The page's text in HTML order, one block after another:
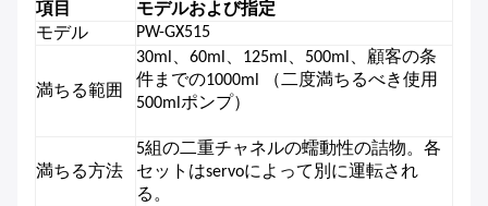
項目
モデルおよび指定
モデル
PW-GX515
満ちる範囲
30ml、60ml、125ml、500ml、顧客の条
件までの1000ml （二度満ちるべき使用
500mlポンプ）
満ちる方法
5組の二重チャネルの蠕動性の詰物。各
セットはservoによって別に運転され
る。